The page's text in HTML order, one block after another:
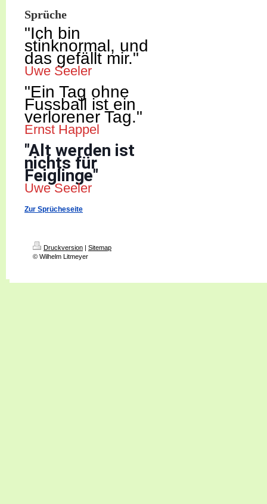
Sprüche
"Ich bin
stinknormal, und
das gefällt mir."
Uwe Seeler
"Ein Tag ohne
Fussball ist ein
verlorener Tag."
Ernst Happel
"Alt werden ist
nichts für
Feiglinge"
Uwe Seeler
Zur Sprücheseite
Druckversion | Sitemap
© Wilhelm Litmeyer